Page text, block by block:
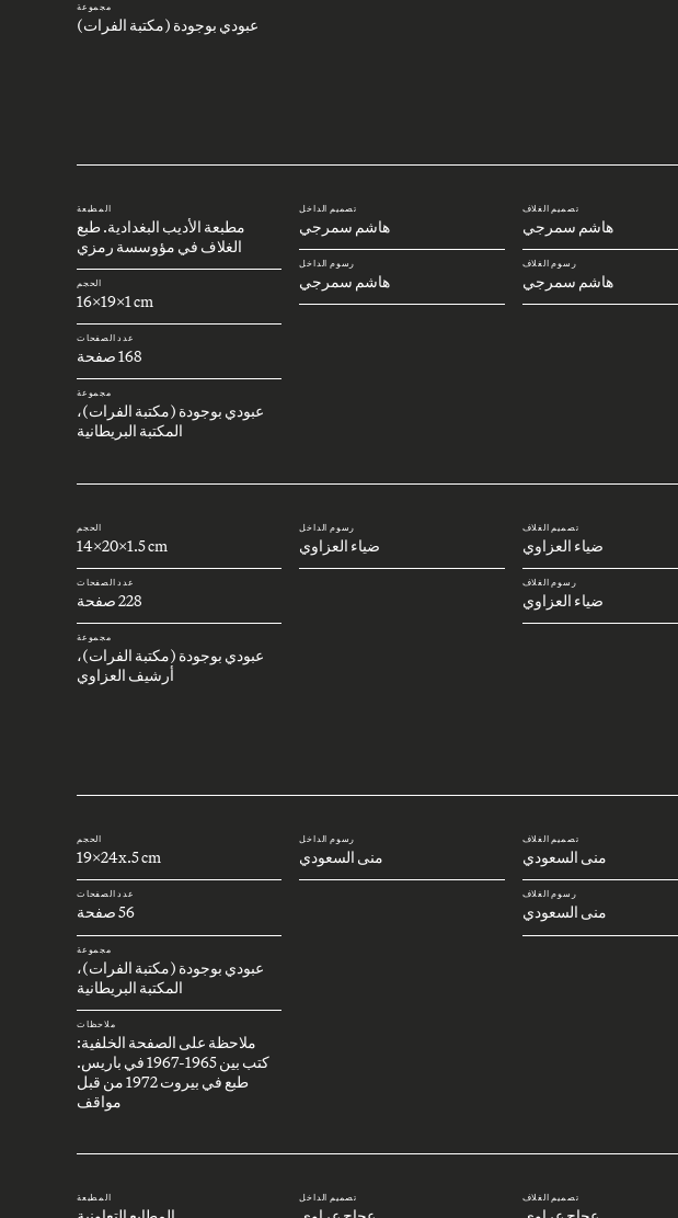
مجموعة
عبودي بوجودة (مكتبة الفرات)
تصميم الغلاف
هاشم سمرجي
رسوم الغلاف
هاشم سمرجي
تصميم الداخل
هاشم سمرجي
رسوم الداخل
هاشم سمرجي
المطبعة
مطبعة الأديب البغدادية. طبع
الغلاف في مؤوسسة رمزي
الحجم
16x19x1 cm
عدد الصفحات
168 صفحة
مجموعة
عبودي بوجودة (مكتبة الفرات)،
المكتبة البريطانية
تصميم الغلاف
ضياء العزاوي
رسوم الغلاف
ضياء العزاوي
رسوم الداخل
ضياء العزاوي
الحجم
14x20x1.5 cm
عدد الصفحات
228 صفحة
مجموعة
عبودي بوجودة (مكتبة الفرات)،
أرشيف العزاوي
تصميم الغلاف
منى السعودي
رسوم الغلاف
منى السعودي
رسوم الداخل
منى السعودي
الحجم
19x24x.5 cm
عدد الصفحات
56 صفحة
مجموعة
عبودي بوجودة (مكتبة الفرات)،
المكتبة البريطانية
ملاحظات
ملاحظة على الصفحة الخلفية:
كتب بين 1965-1967 في باريس.
طبع في بيروت 1972 من قبل
مواقف
تصميم الغلاف تصميم الداخل المطبعة